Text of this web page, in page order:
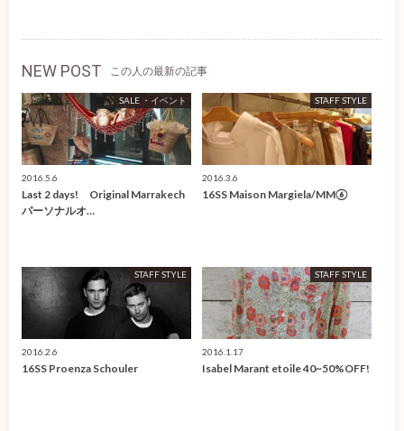
NEW POST この人の最新の記事
SALE ・イベント
2016.5.6
Last 2 days! Original Marrakech
パーソナルオ…
STAFF STYLE
2016.3.6
16SS Maison Margiela/MM⑥
STAFF STYLE
2016.2.6
16SS Proenza Schouler
STAFF STYLE
2016.1.17
Isabel Marant etoile 40~50%OFF!